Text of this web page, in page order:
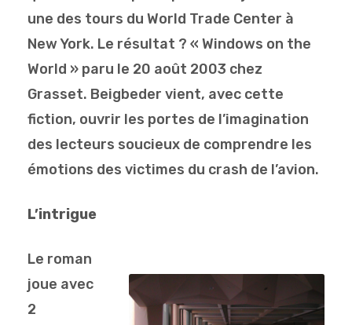
une des tours du World Trade Center à
New York. Le résultat ? « Windows on the
World » paru le 20 août 2003 chez
Grasset. Beigbeder vient, avec cette
fiction, ouvrir les portes de l’imagination
des lecteurs soucieux de comprendre les
émotions des victimes du crash de l’avion.
L’intrigue
Le roman
joue avec
2